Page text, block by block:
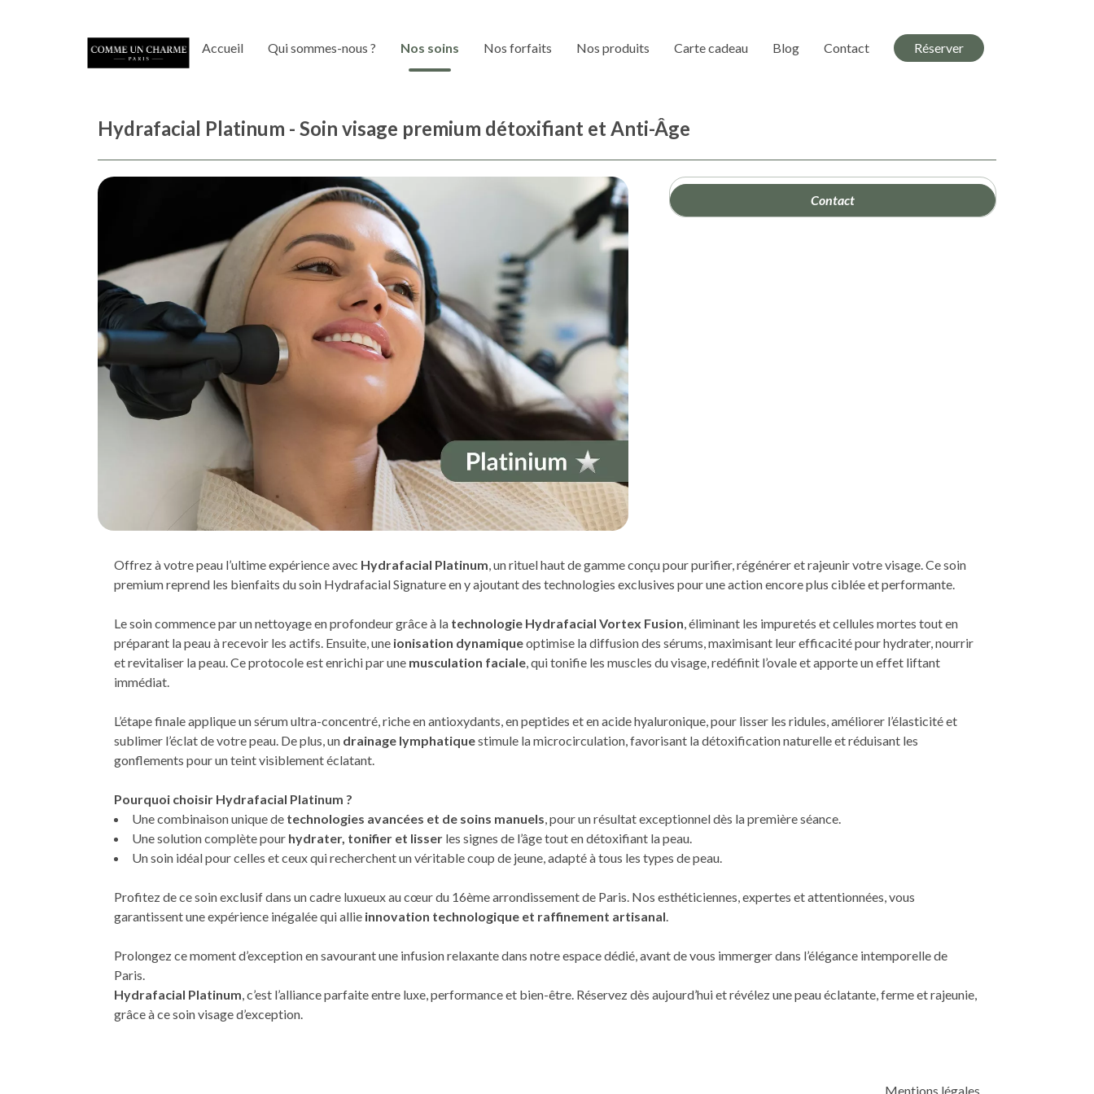
Accueil Qui sommes-nous ? Nos soins Nos forfaits Nos produits Carte cadeau Blog Contact Réserver
Hydrafacial Platinum - Soin visage premium détoxifiant et Anti-Âge
Contact
Offrez à votre peau l’ultime expérience avec Hydrafacial Platinum , un rituel haut de gamme conçu pour purifier, régénérer et rajeunir votre visage. Ce soin
premium reprend les bienfaits du soin Hydrafacial Signature en y ajoutant des technologies exclusives pour une action encore plus ciblée et performante.
Le soin commence par un nettoyage en profondeur grâce à la technologie Hydrafacial Vortex Fusion , éliminant les impuretés et cellules mortes tout en
préparant la peau à recevoir les actifs. Ensuite, une ionisation dynamiqueoptimise la diffusion des sérums, maximisant leur efficacité pour hydrater, nourrir
et revitaliser la peau. Ce protocole est enrichi par une musculation faciale , qui tonifie les muscles du visage, redéfinit l’ovale et apporte un effet liftant
immédiat.
L’étape finale applique un sérum ultra-concentré, riche en antioxydants, en peptides et en acide hyaluronique, pour lisser les ridules, améliorer l’élasticité et
sublimer l’éclat de votre peau. De plus, un drainage lymphatiquestimule la microcirculation, favorisant la détoxification naturelle et réduisant les
gonflements pour un teint visiblement éclatant.
Pourquoi choisir Hydrafacial Platinum ?
Une combinaison unique de technologies avancées et de soins manuels , pour un résultat exceptionnel dès la première séance.
Une solution complète pour hydrater, tonifier et lisser les signes de l’âge tout en détoxifiant la peau.
Un soin idéal pour celles et ceux qui recherchent un véritable coup de jeune, adapté à tous les types de peau.
Profitez de ce soin exclusif dans un cadre luxueux au cœur du 16ème arrondissement de Paris. Nos esthéticiennes, expertes et attentionnées, vous
garantissent une expérience inégalée qui allie innovation technologique et raffinement artisanal
Prolongez ce moment d’exception en savourant une infusion relaxante dans notre espace dédié, avant de vous immerger dans l’élégance intemporelle de
Paris.
Hydrafacial Platinum , c’est l’alliance parfaite entre luxe, performance et bien-être. Réservez dès aujourd’hui et révélez une peau éclatante, ferme et rajeunie,
grâce à ce soin visage d’exception.
Mentions légales